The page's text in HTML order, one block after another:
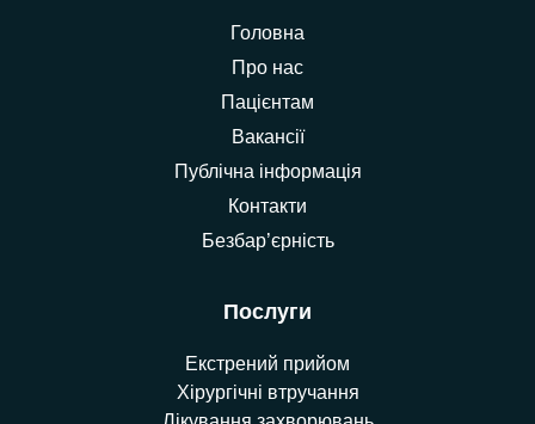
Головна
Про нас
Пацієнтам
Вакансії
Публічна інформація
Контакти
Безбар’єрність
Послуги
Екстрений прийом
Хірургічні втручання